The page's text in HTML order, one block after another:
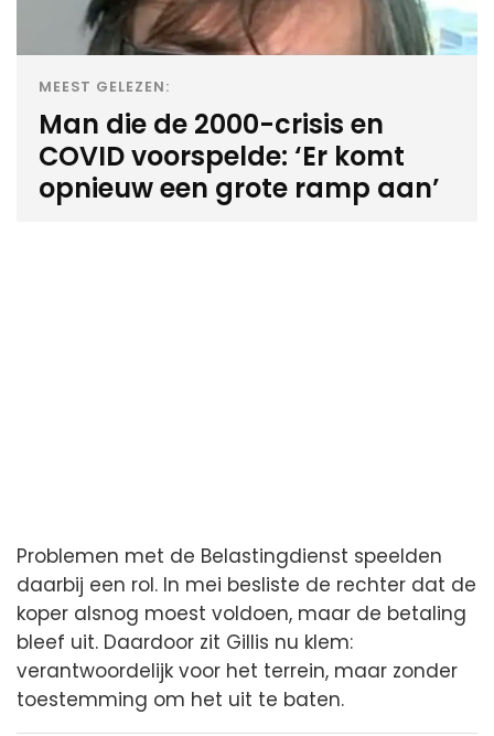
MEEST GELEZEN:
Man die de 2000-crisis en
COVID voorspelde: ‘Er komt
opnieuw een grote ramp aan’
Problemen met de Belastingdienst speelden
daarbij een rol. In mei besliste de rechter dat de
koper alsnog moest voldoen, maar de betaling
bleef uit. Daardoor zit Gillis nu klem:
verantwoordelijk voor het terrein, maar zonder
toestemming om het uit te baten.